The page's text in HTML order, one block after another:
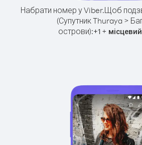
Набрати номер у Viber.Щоб
(Супутник Thuraya >
острови):+1 +